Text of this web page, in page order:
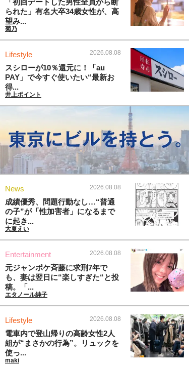
られた」有名大卒34歳女性が、高
望み...
菊乃
Lifestyle 2026.08.08
スシローが10％還元に！「au
PAY」で今すぐ使いたい“最新お
得...
井上ポイント
News 2026.08.08
成績優秀、問題行動なし…“普通
の子”が「性加害者」になるまで
に起き...
大夏えい
Entertainment 2026.08.08
元ジャンポケ斉藤に求刑7年で
も、妻は翌日に“楽しすぎた“と投
稿。「...
エタノール純子
Lifestyle 2026.08.08
電車内で登山帰りの高齢女性2人
組が“まさかの行為”。リュックを
使っ...
maki